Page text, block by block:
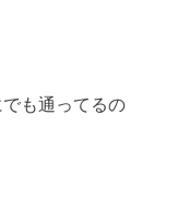
も通ってるの